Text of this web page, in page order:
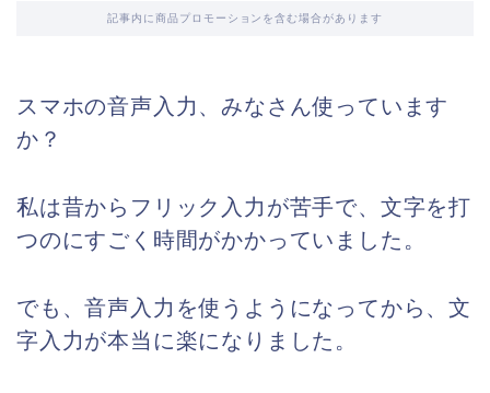
記事内に商品プロモーションを含む場合があります
スマホの音声入力、みなさん使っています
か？
私は昔からフリック入力が苦手で、文字を打
つのにすごく時間がかかっていました。
でも、音声入力を使うようになってから、文
字入力が本当に楽になりました。